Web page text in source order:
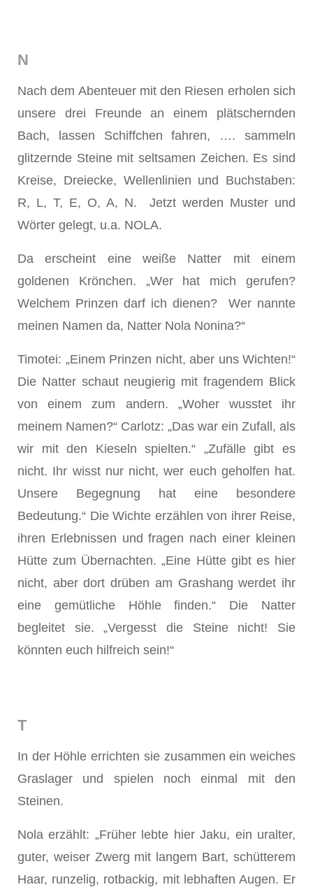
N
Nach dem Abenteuer mit den Riesen erholen sich
unsere drei Freunde an einem plätschernden
Bach, lassen Schiffchen fahren, …. sammeln
glitzernde Steine mit seltsamen Zeichen. Es sind
Kreise, Dreiecke, Wellenlinien und Buchstaben:
R, L, T, E, O, A, N. Jetzt werden Muster und
Wörter gelegt, u.a. NOLA.
Da erscheint eine weiße Natter mit einem
goldenen Krönchen. „Wer hat mich gerufen?
Welchem Prinzen darf ich dienen? Wer nannte
meinen Namen da, Natter Nola Nonina?“
Timotei: „Einem Prinzen nicht, aber uns Wichten!“
Die Natter schaut neugierig mit fragendem Blick
von einem zum andern. „Woher wusstet ihr
meinem Namen?“ Carlotz: „Das war ein Zufall, als
wir mit den Kieseln spielten.“ „Zufälle gibt es
nicht. Ihr wisst nur nicht, wer euch geholfen hat.
Unsere Begegnung hat eine besondere
Bedeutung.“ Die Wichte erzählen von ihrer Reise,
ihren Erlebnissen und fragen nach einer kleinen
Hütte zum Übernachten. „Eine Hütte gibt es hier
nicht, aber dort drüben am Grashang werdet ihr
eine gemütliche Höhle finden.“ Die Natter
begleitet sie. „Vergesst die Steine nicht! Sie
könnten euch hilfreich sein!“
T
In der Höhle errichten sie zusammen ein weiches
Graslager und spielen noch einmal mit den
Steinen.
Nola erzählt: „Früher lebte hier Jaku, ein uralter,
guter, weiser Zwerg mit langem Bart, schütterem
Haar, runzelig, rotbackig, mit lebhaften Augen. Er